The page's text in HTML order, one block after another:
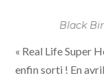
Black
« Real Life Super
enfin sorti ! En